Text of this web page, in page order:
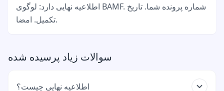
اطلاعیه نهایی دارد: لوگوی BAMF. شماره پرونده شما. تاریخ
تکمیل. امضا.
سوالات زیاد پرسیده شده
اطلاعیه نهایی چیست؟